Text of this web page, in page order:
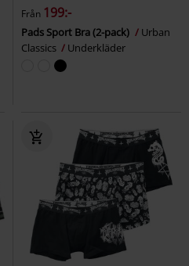
Från 199:-
Pads Sport Bra (2-pack)
Urban
Classics
Underkläder